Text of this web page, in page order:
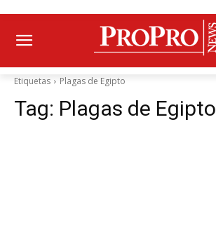
Etiquetas Plagas de Egipto
Tag: Plagas de Egipto